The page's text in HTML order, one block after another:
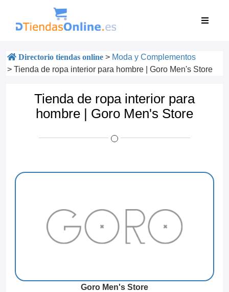
Directorio tiendas online > Moda y Complementos
> Tienda de ropa interior para hombre | Goro Men's Store
Tienda de ropa interior para
hombre | Goro Men's Store
Goro Men's Store